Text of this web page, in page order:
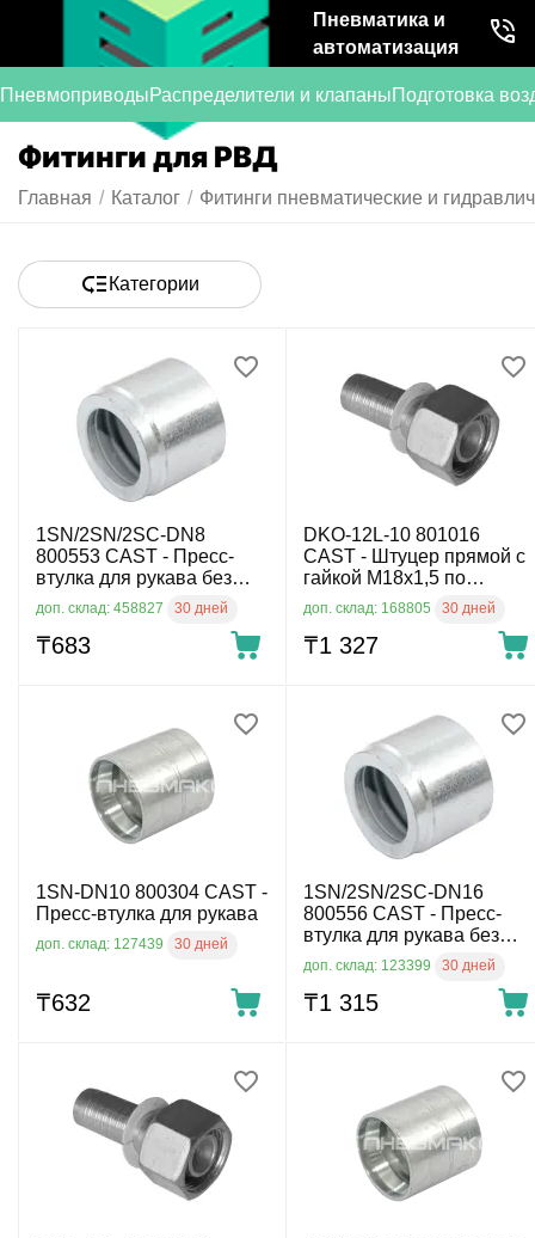
Пневматика и
автоматизация
ПневмоприводыРаспределители и клапаныПодготовка
Фитинги для РВД
Главная / Каталог / Фитинги пневматические и
Категории
1SN/2SN/2SC-DN8
800553 CAST - Пресс-
втулка для рукава без
окорки, сталь
доп. склад: 458827 30 дней
₸‍683‍
DKO-12L-10 801016
CAST - Штуцер прямой с
гайкой М18х1,5 по
DIN2353 для рукава
DN10, 315 бар
доп. склад: 168805 30 дней
₸1 327
1SN-DN10 800304 CAST -
Пресс-втулка для рукава
доп. склад: 127439 30 дней
₸‍632‍
1SN/2SN/2SC-DN16
800556 CAST - Пресс-
втулка для рукава без
доп. склад: 123399 30 дней
₸1 315